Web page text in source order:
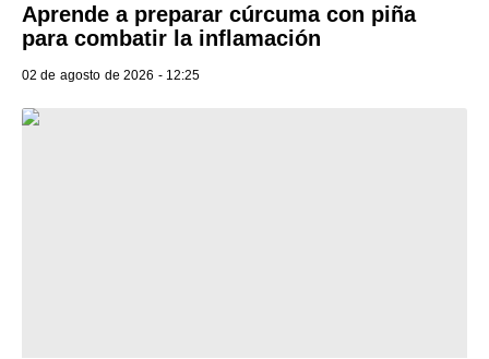
Aprende a preparar cúrcuma con piña
para combatir la inflamación
02 de agosto de 2026 - 12:25